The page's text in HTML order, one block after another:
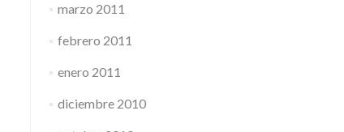
marzo 2011
febrero 2011
enero 2011
diciembre 2010